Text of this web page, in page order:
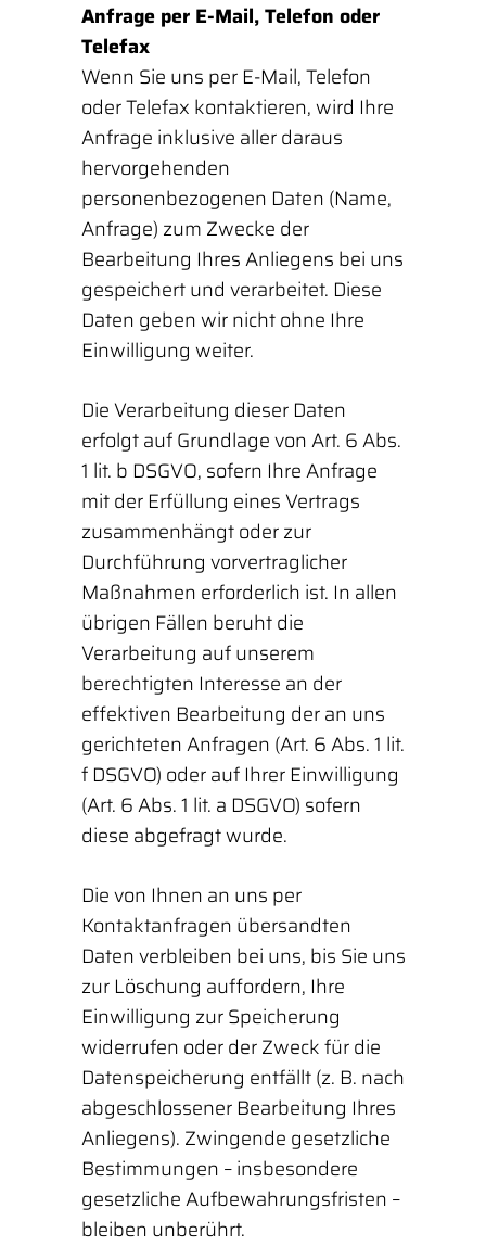
Anfrage per E-Mail, Telefon oder
Telefax
Wenn Sie uns per E-Mail, Telefon
oder Telefax kontaktieren, wird Ihre
Anfrage inklusive aller daraus
hervorgehenden
personenbezogenen Daten (Name,
Anfrage) zum Zwecke der
Bearbeitung Ihres Anliegens bei uns
gespeichert und verarbeitet. Diese
Daten geben wir nicht ohne Ihre
Einwilligung weiter.
Die Verarbeitung dieser Daten
erfolgt auf Grundlage von Art. 6 Abs.
1 lit. b DSGVO, sofern Ihre Anfrage
mit der Erfüllung eines Vertrags
zusammenhängt oder zur
Durchführung vorvertraglicher
Maßnahmen erforderlich ist. In allen
übrigen Fällen beruht die
Verarbeitung auf unserem
berechtigten Interesse an der
effektiven Bearbeitung der an uns
gerichteten Anfragen (Art. 6 Abs. 1 lit.
f DSGVO) oder auf Ihrer Einwilligung
(Art. 6 Abs. 1 lit. a DSGVO) sofern
diese abgefragt wurde.
Die von Ihnen an uns per
Kontaktanfragen übersandten
Daten verbleiben bei uns, bis Sie uns
zur Löschung auffordern, Ihre
Einwilligung zur Speicherung
widerrufen oder der Zweck für die
Datenspeicherung entfällt (z. B. nach
abgeschlossener Bearbeitung Ihres
Anliegens). Zwingende gesetzliche
Bestimmungen – insbesondere
gesetzliche Aufbewahrungsfristen –
bleiben unberührt.